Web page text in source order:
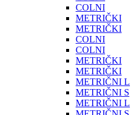
COLNI
METRIČKI
METRIČKI
COLNI
COLNI
METRIČKI
METRIČKI
METRIČNI L
METRIČNI S
METRIČNI L